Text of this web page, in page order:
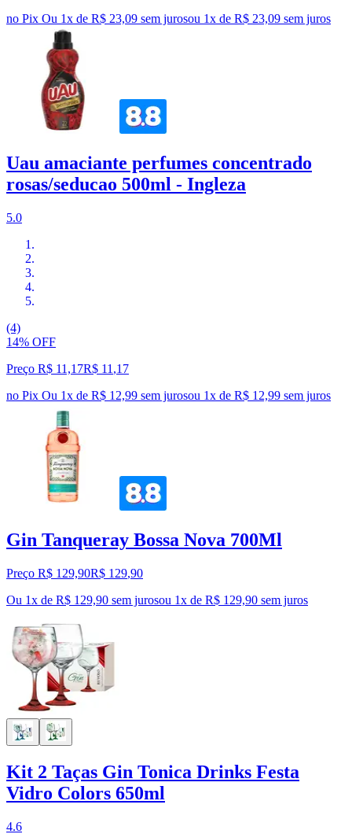
no Pix Ou 1x de R$ 23,09 sem jurosou 1x de R$ 23,09 sem juros
Uau amaciante perfumes concentrado
rosas/seducao 500ml - Ingleza
5.0
(4)
14% OFF
Preço R$ 11,17R$ 11 ,17
no Pix Ou 1x de R$ 12,99 sem jurosou 1x de R$ 12,99 sem juros
Gin Tanqueray Bossa Nova 700Ml
Preço R$ 129,90R$ 129,90
Ou 1x de R$ 129,90 sem jurosou 1x de R$ 129,90 sem juros
Kit 2 Taças Gin Tonica Drinks Festa
Vidro Colors 650ml
4.6